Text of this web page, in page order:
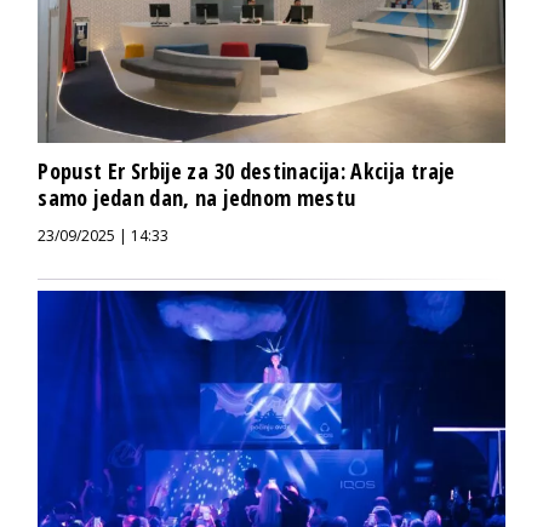
Popust Er Srbije za 30 destinacija: Akcija traje
samo jedan dan, na jednom mestu
23/09/2025 | 14:33